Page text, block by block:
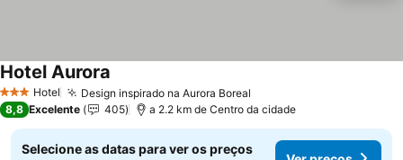
3 EstrelasHotel Design inspirado na Aurora Boreal
Hotel Aurora
8,8 Excelente 405 a 2.2 km de Centro da cidade
Selecione as datas para ver os preços